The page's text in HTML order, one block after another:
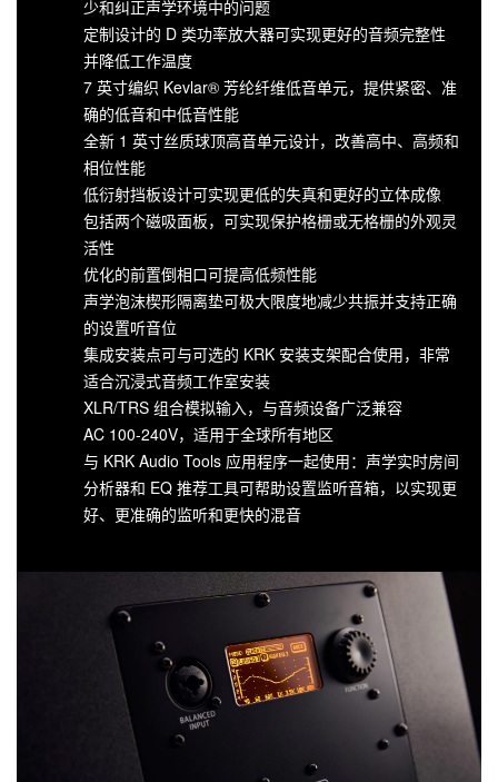
少和纠正声学环境中的问题
定制设计的 D 类功率放大器可实现更好的音频完整性
并降低工作温度
7 英寸编织 Kevlar® 芳纶纤维低音单元，提供紧密、准
确的低音和中低音性能
全新 1 英寸丝质球顶高音单元设计，改善高中、高频和
相位性能
低衍射挡板设计可实现更低的失真和更好的立体成像
包括两个磁吸面板，可实现保护格栅或无格栅的外观灵
活性
优化的前置倒相口可提高低频性能
声学泡沫楔形隔离垫可极大限度地减少共振并支持正确
的设置听音位
集成安装点可与可选的 KRK 安装支架配合使用，非常
适合沉浸式音频工作室安装
XLR/TRS 组合模拟输入，与音频设备广泛兼容
AC 100-240V，适用于全球所有地区
与 KRK Audio Tools 应用程序一起使用：声学实时房间
分析器和 EQ 推荐工具可帮助设置监听音箱，以实现更
好、更准确的监听和更快的混音